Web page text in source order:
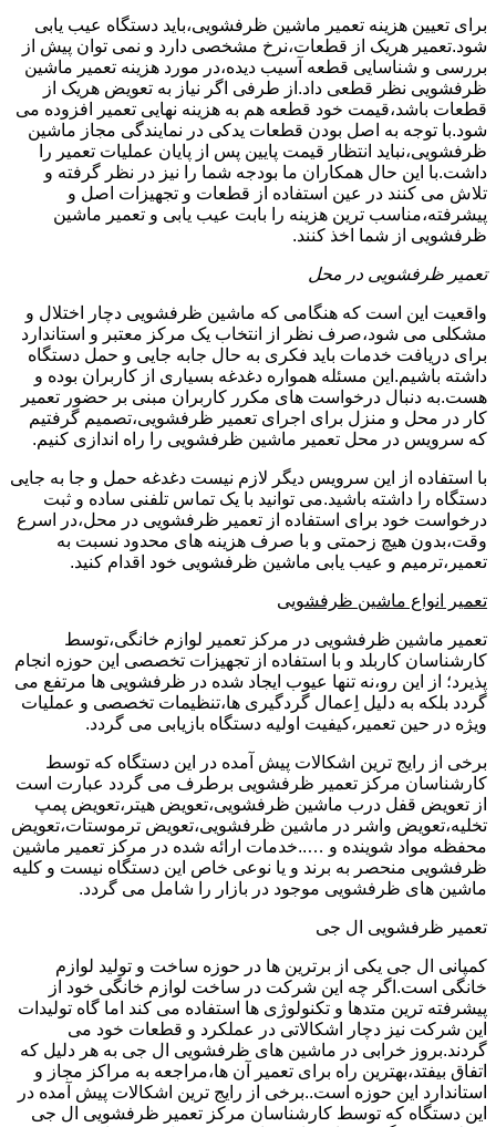
برای تعیین هزینه تعمیر ماشین ظرفشویی،باید دستگاه عیب یابی
شود.تعمیر هریک از قطعات،نرخ مشخصی دارد و نمی توان پیش از
بررسی و شناسایی قطعه آسیب دیده،در مورد هزینه تعمیر ماشین
ظرفشویی نظر قطعی داد.از طرفی اگر نیاز به تعویض هریک از
قطعات باشد،قیمت خود قطعه هم به هزینه نهایی تعمیر افزوده می
شود.با توجه به اصل بودن قطعات یدکی در نمایندگی مجاز ماشین
ظرفشویی،نباید انتظار قیمت پایین پس از پایان عملیات تعمیر را
داشت.با این حال همکاران ما بودجه شما را نیز در نظر گرفته و
تلاش می کنند در عین استفاده از قطعات و تجهیزات اصل و
پیشرفته،مناسب ترین هزینه را بابت عیب یابی و تعمیر ماشین
ظرفشویی از شما اخذ کنند.
تعمیر ظرفشویی در محل
واقعیت این است که هنگامی که ماشین ظرفشویی دچار اختلال و
مشکلی می شود،صرف نظر از انتخاب یک مرکز معتبر و استاندارد
برای دریافت خدمات باید فکری به حال جابه جایی و حمل دستگاه
داشته باشیم.این مسئله همواره دغدغه بسیاری از کاربران بوده و
هست.به دنبال درخواست های مکرر کاربران مبنی بر حضور تعمیر
کار در محل و منزل برای اجرای تعمیر ظرفشویی،تصمیم گرفتیم
که سرویس در محل تعمیر ماشین ظرفشویی را راه اندازی کنیم.
با استفاده از این سرویس دیگر لازم نیست دغدغه حمل و جا به جایی
دستگاه را داشته باشید.می توانید با یک تماس تلفنی ساده و ثبت
درخواست خود برای استفاده از تعمیر ظرفشویی در محل،در اسرع
وقت،بدون هیچ زحمتی و با صرف هزینه های محدود نسبت به
تعمیر،ترمیم و عیب یابی ماشین ظرفشویی خود اقدام کنید.
تعمیر انواع ماشین ظرفشویی
تعمیر ماشین ظرفشویی در مرکز تعمیر لوازم خانگی،توسط
کارشناسان کاربلد و با استفاده از تجهیزات تخصصی این حوزه انجام
پذیرد؛ از این رو،نه تنها عیوب ایجاد شده در ظرفشویی ها مرتفع می
گردد بلکه به دلیل اِعمال گردگیری ها،تنظیمات تخصصی و عملیات
ویژه در حین تعمیر،کیفیت اولیه دستگاه بازیابی می گردد.
برخی از رایج ترین اشکالات پیش آمده در این دستگاه که توسط
کارشناسان مرکز تعمیر ظرفشویی برطرف می گردد عبارت است
از تعویض قفل درب ماشین ظرفشویی،تعویض هیتر،تعویض پمپ
تخلیه،تعویض واشر در ماشین ظرفشویی،تعویض ترموستات،تعویض
محفظه مواد شوینده و …..خدمات ارائه شده در مرکز تعمیر ماشین
ظرفشویی منحصر به برند و یا نوعی خاص این دستگاه نیست و کلیه
ماشین های ظرفشویی موجود در بازار را شامل می گردد.
تعمیر ظرفشویی ال جی
کمپانی ال جی یکی از برترین ها در حوزه ساخت و تولید لوازم
خانگی است.اگر چه این شرکت در ساخت لوازم خانگی خود از
پیشرفته ترین متدها و تکنولوژی ها استفاده می کند اما گاه تولیدات
این شرکت نیز دچار اشکالاتی در عملکرد و قطعات خود می
گردند.بروز خرابی در ماشین های ظرفشویی ال جی به هر دلیل که
اتفاق بیفتد،بهترین راه برای تعمیر آن ها،مراجعه به مراکز مجاز و
استاندارد این حوزه است..برخی از رایج ترین اشکالات پیش آمده در
این دستگاه که توسط کارشناسان مرکز تعمیر ظرفشویی ال جی